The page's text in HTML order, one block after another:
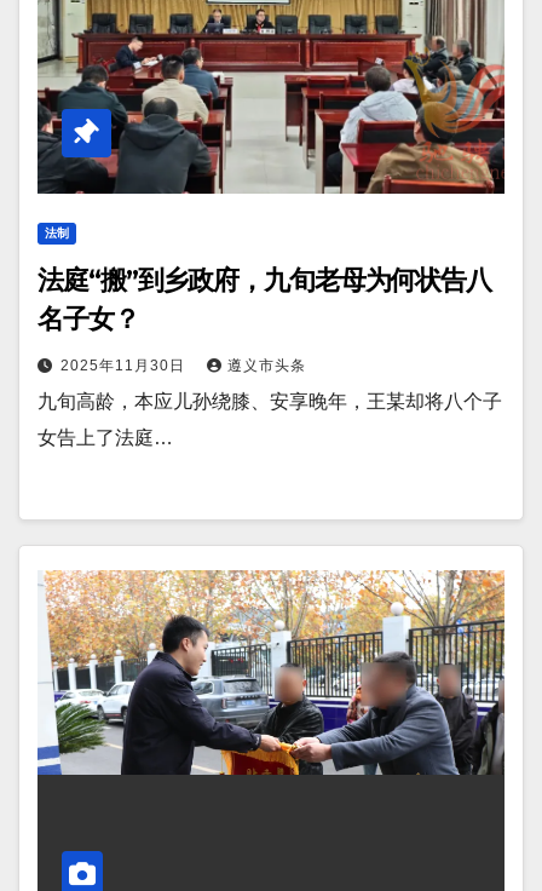
法制
法庭“搬”到乡政府，九旬老母为何状告八
名子女？
2025年11月30日 遵义市头条
九旬高龄，本应儿孙绕膝、安享晚年，王某却将八个子
女告上了法庭…